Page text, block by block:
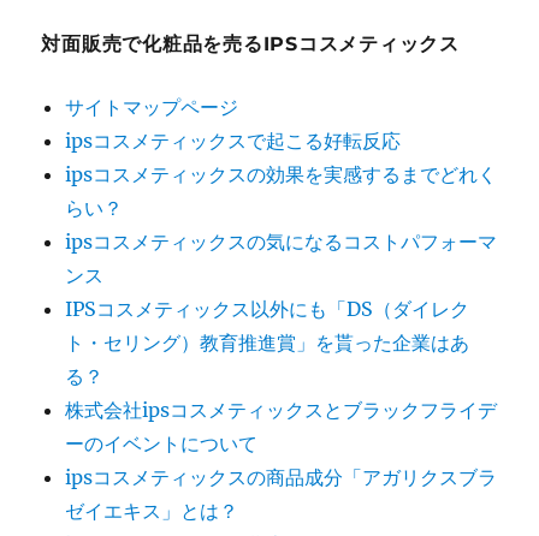
対面販売で化粧品を売るIPSコスメティックス
サイトマップページ
ipsコスメティックスで起こる好転反応
ipsコスメティックスの効果を実感するまでどれく
らい？
ipsコスメティックスの気になるコストパフォーマ
ンス
IPSコスメティックス以外にも「DS（ダイレク
ト・セリング）教育推進賞」を貰った企業はあ
る？
株式会社ipsコスメティックスとブラックフライデ
ーのイベントについて
ipsコスメティックスの商品成分「アガリクスブラ
ゼイエキス」とは？